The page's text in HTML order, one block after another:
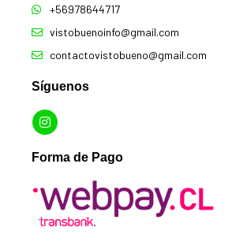
+56978644717
vistobuenoinfo@gmail.com
contactovistobueno@gmail.com
Síguenos
Forma de Pago